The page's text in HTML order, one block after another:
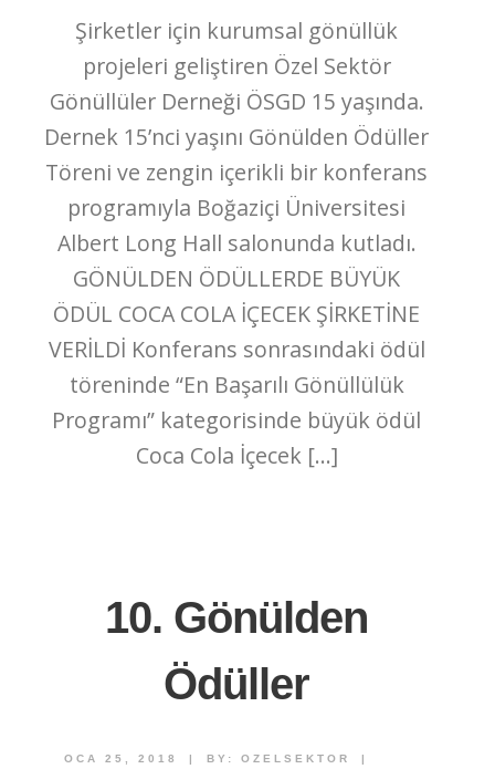
Şirketler için kurumsal gönüllük
projeleri geliştiren Özel Sektör
Gönüllüler Derneği ÖSGD 15 yaşında.
Dernek 15’nci yaşını Gönülden Ödüller
Töreni ve zengin içerikli bir konferans
programıyla Boğaziçi Üniversitesi
Albert Long Hall salonunda kutladı.
GÖNÜLDEN ÖDÜLLERDE BÜYÜK
ÖDÜL COCA COLA İÇECEK ŞİRKETİNE
VERİLDİ Konferans sonrasındaki ödül
töreninde “En Başarılı Gönüllülük
Programı” kategorisinde büyük ödül
Coca Cola İçecek […]
10. Gönülden
Ödüller
OCA 25, 2018 | BY: OZELSEKTOR |